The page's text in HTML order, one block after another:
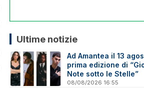
Ultime notizie
Ad Amantea il 13
prima edizione di
Note sotto le Stelle”
08/08/2026 16:55